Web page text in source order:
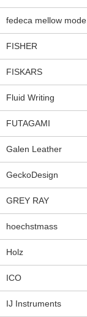
fedeca mellow mode
FISHER
FISKARS
Fluid Writing
FUTAGAMI
Galen Leather
GeckoDesign
GREY RAY
hoechstmass
Holz
ICO
IJ Instruments